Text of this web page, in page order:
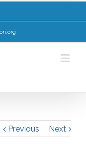
Previous Next
de navegación.